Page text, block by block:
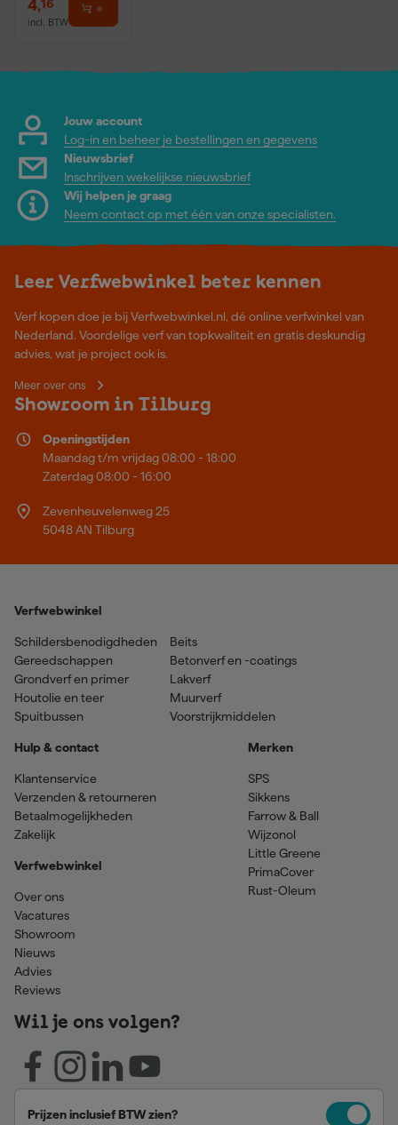
4,16
incl. BTW
Jouw account
Log-in en beheer je bestellingen en gegevens
Nieuwsbrief
Inschrijven wekelijkse nieuwsbrief
Wij helpen je graag
Neem contact op met één van onze specialisten.
Leer Verfwebwinkel beter kennen
Verf kopen doe je bij Verfwebwinkel.nl, dé online verfwinkel van
Nederland. Voordelige verf van topkwaliteit en gratis deskundig
advies, wat je project ook is.
Meer over ons
Showroom in Tilburg
Openingstijden
Maandag t/m vrijdag 08:00 - 18:00
Zaterdag 08:00 - 16:00
Zevenheuvelenweg 25
5048 AN Tilburg
Verfwebwinkel
Schildersbenodigdheden
Gereedschappen
Grondverf en primer
Houtolie en teer
Spuitbussen
Beits
Betonverf en -coatings
Lakverf
Muurverf
Voorstrijkmiddelen
Hulp & contact
Klantenservice
Verzenden & retourneren
Betaalmogelijkheden
Zakelijk
Verfwebwinkel
Over ons
Vacatures
Showroom
Nieuws
Advies
Reviews
Merken
SPS
Sikkens
Farrow & Ball
Wijzonol
Little Greene
PrimaCover
Rust-Oleum
Wil je ons volgen?
Prijzen inclusief BTW zien?